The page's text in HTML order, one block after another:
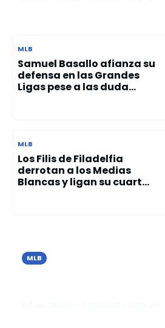
MLB
Samuel Basallo afianza su
defensa en las Grandes
Ligas pese a las duda...
MLB
Los Filis de Filadelfia
derrotan a los Medias
Blancas y ligan su cuart...
MLB